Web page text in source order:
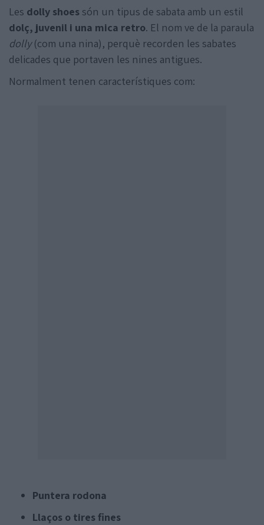
Les dolly shoes són un tipus de sabata amb un estil
dolç, juvenil i una mica retro. El nom ve de la paraula
dolly(com una nina), perquè recorden les sabates
delicades que portaven les nines antigues.
Normalment tenen característiques com:
Puntera rodona
Llaços o tires fines